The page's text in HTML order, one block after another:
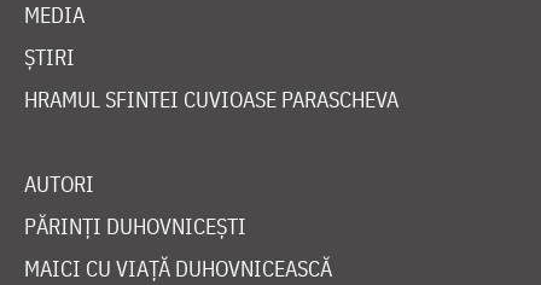
MEDIA
ȘTIRI
HRAMUL SFINTEI CUVIOASE PARASCHEVA
AUTORI
PĂRINȚI DUHOVNICEȘTI
MAICI CU VIAȚĂ DUHOVNICEASCĂ